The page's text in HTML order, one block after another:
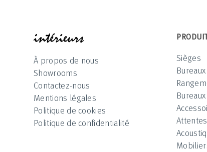
À propos de nous
Showrooms
Contactez-nous
Mentions légales
Politique de cookies
Politique de confidentialité
Sièges